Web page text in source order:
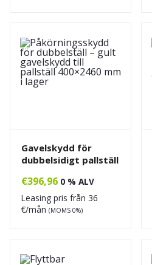
Gavelskydd för
dubbelsidigt pallställ
€396,96 0 % ALV
Leasing pris från 36
€/mån (MOMS 0%)